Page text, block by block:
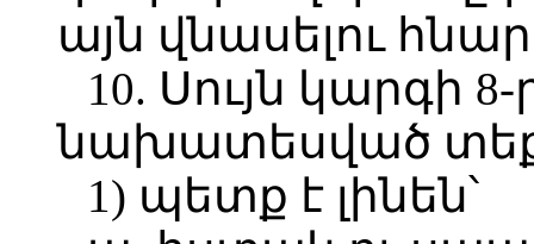
այն վնասելու
10. Սույն կարգի
նախատեսված
1) պետք է լինեն՝